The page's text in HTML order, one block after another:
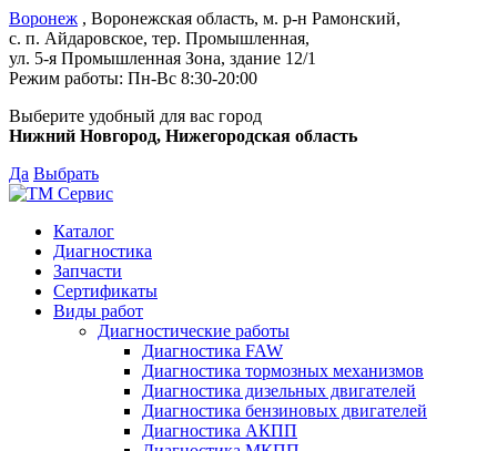
Воронеж , Воронежская область, м. р-н Рамонский,
с. п. Айдаровское, тер. Промышленная,
ул. 5-я Промышленная Зона, здание 12/1
Режим работы: Пн-Вс 8:30-20:00
Выберите удобный для вас город
Нижний Новгород, Нижегородская область
Да Выбрать
Каталог
Диагностика
Запчасти
Сертификаты
Виды работ
Диагностические работы
Диагностика FAW
Диагностика тормозных механизмов
Диагностика дизельных двигателей
Диагностика бензиновых двигателей
Диагностика АКПП